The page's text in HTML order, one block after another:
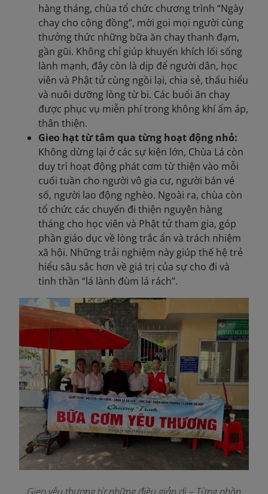
hàng tháng, chùa tổ chức chương trình “Ngày
chay cho cộng đồng”, mời gọi mọi người cùng
thưởng thức những bữa ăn chay thanh đạm,
gần gũi. Không chỉ giúp khuyến khích lối sống
lành mạnh, đây còn là dịp để người dân, học
viên và Phật tử cùng ngồi lại, chia sẻ, thấu hiểu
và nuôi dưỡng lòng từ bi. Các buổi ăn chay
được phục vụ miễn phí trong không khí ấm áp,
thân thiện.
Gieo hạt từ tâm qua từng hoạt động nhỏ:
Không dừng lại ở các sự kiện lớn, Chùa Lá còn
duy trì hoạt động phát cơm từ thiện vào mỗi
cuối tuần cho người vô gia cư, người bán vé
số, người lao động nghèo. Ngoài ra, chùa còn
tổ chức các chuyến đi thiện nguyện hàng
tháng cho học viên và Phật tử tham gia, góp
phần giáo dục về lòng trắc ẩn và trách nhiệm
xã hội. Những trải nghiệm này giúp thế hệ trẻ
hiểu sâu sắc hơn về giá trị của sự cho đi và
tinh thần “lá lành đùm lá rách”.